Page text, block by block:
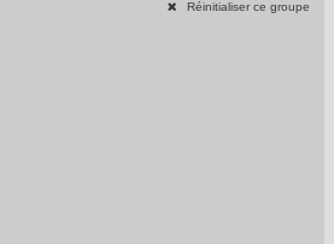
Réinitialiser ce groupe